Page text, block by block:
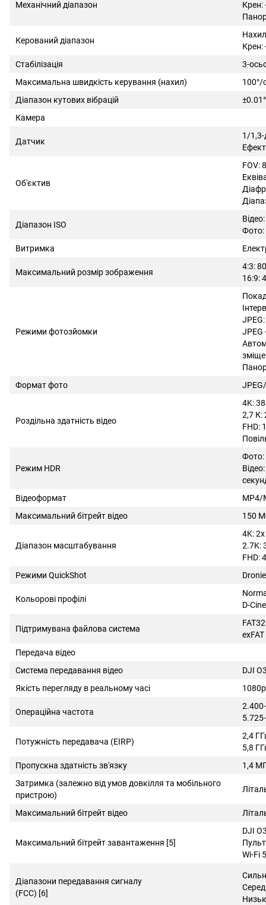
Механічний діапазон
Крен:
Керований діапазон
Крен:
Стабілізація
3-
Максимальна швидкість керування (нахил)
100°/
Діапазон кутових вібрацій
±0.01°
Камера
Датчик
1/
Об'єктив
FOV:
Діапазон ISO
Фото:
Витримка
Максимальний розмір зображення
4:3:
16:9:
Режими фотозйомки
Формат фото
Роздільна здатність відео
4K:
2,7 К:
FHD:
Режим HDR
Фото:
Відеоформат
MP4/
Максимальний бітрейт відео
150
Діапазон масштабування
4K: 2x
2.7K:
FHD:
Режими QuickShot
Кольорові профілі
D-
Підтримувана файлова система
Передача відео
Система передавання відео
DJI
Якість перегляду в реальному часі
Операційна частота
Потужність передавача (EIRP)
2,4
5,8
Пропускна здатність зв'язку
1,4
Затримка (залежно від умов довкілля та мобільного
пристрою)
Максимальний бітрейт відео
Максимальний бітрейт завантаження [5]
DJI
Wi-Fi
Діапазони передавання сигналу
(FCC) [6]